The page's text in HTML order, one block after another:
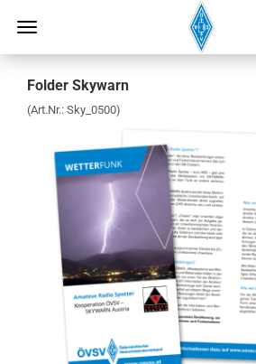
Folder Skywarn
(Art.Nr.: Sky_0500)